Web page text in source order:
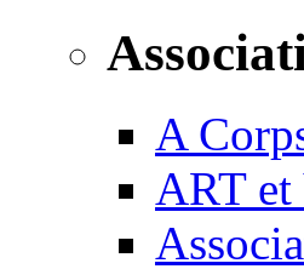
A
ART